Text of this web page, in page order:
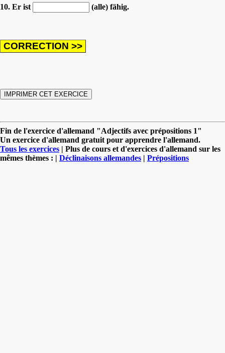
10. Er ist (alle) fähig.
Fin de l'exercice d'allemand "Adjectifs avec prépositions 1"
Un exercice d'allemand gratuit pour apprendre l'allemand.
Tous les exercices | Plus de cours et d'exercices d'allemand sur les
mêmes thèmes : | Déclinaisons allemandes | Prépositions